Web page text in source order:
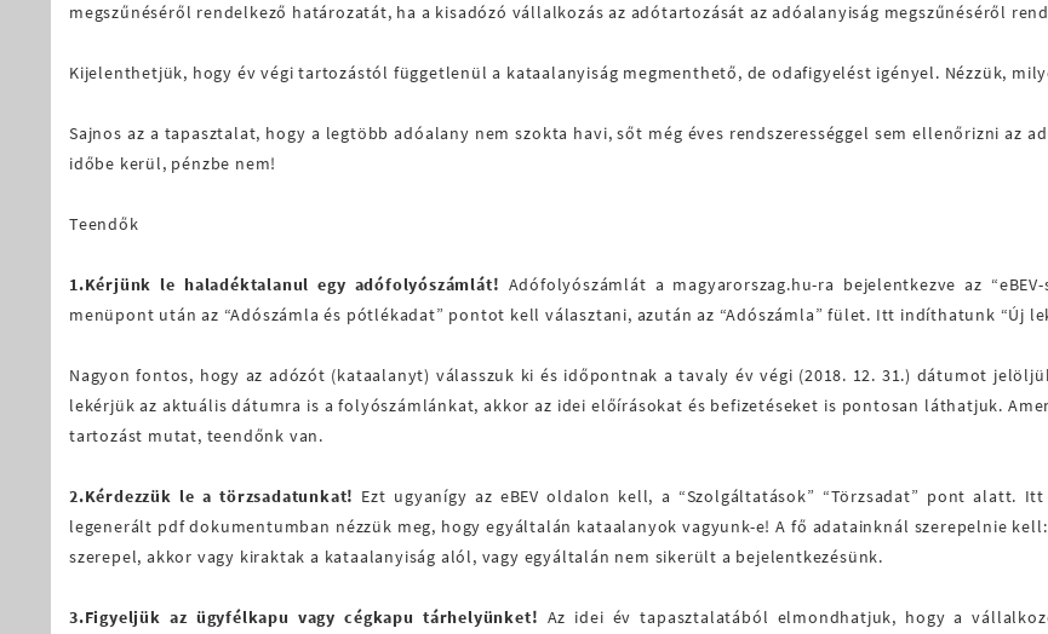
megszűnéséről rendelkező határozatát, ha a kisadózó vállalkozás az adótartozását az adóalanyiság megszűnéséről
Kijelenthetjük, hogy év végi tartozástól függetlenül a kataalanyiság megmenthető, de odafigyelést igényel. Nézzük,
Sajnos az a tapasztalat, hogy a legtöbb adóalany nem szokta havi, sőt még éves rendszerességgel sem ellenőrizni az
időbe kerül, pénzbe nem!
Teendők
1.Kérjünk le haladéktalanul egy adófolyószámlát! Adófolyószámlát a magyarorszag.hu-ra bejelentkezve az
menüpont után az “Adószámla és pótlékadat” pontot kell választani, azután az “Adószámla” fület. Itt indíthatunk “Új
Nagyon fontos, hogy az adózót (kataalanyt) válasszuk ki és időpontnak a tavaly év végi (2018. 12. 31.) dátumot
lekérjük az aktuális dátumra is a folyószámlánkat, akkor az idei előírásokat és befizetéseket is pontosan láthatjuk.
tartozást mutat, teendőnk van.
2.Kérdezzük le a törzsadatunkat! Ezt ugyanígy az eBEV oldalon kell, a “Szolgáltatások” “Törzsadat” pont alatt.
legenerált pdf dokumentumban nézzük meg, hogy egyáltalán kataalanyok vagyunk-e! A fő adatainknál szerepelnie
szerepel, akkor vagy kiraktak a kataalanyiság alól, vagy egyáltalán nem sikerült a bejelentkezésünk.
3.Figyeljük az ügyfélkapu vagy cégkapu tárhelyünket! Az idei év tapasztalatából elmondhatjuk, hogy a